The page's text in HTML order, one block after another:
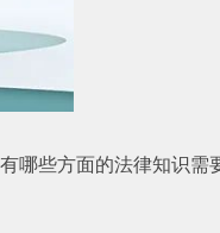
哪些方面的法律知识需